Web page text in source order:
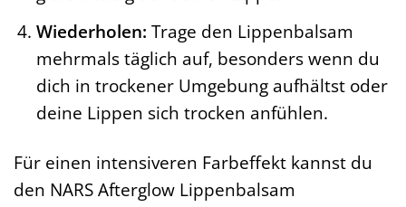
Wiederholen: Trage den Lippenbalsam
mehrmals täglich auf, besonders wenn du
dich in trockener Umgebung aufhältst oder
deine Lippen sich trocken anfühlen.
Für einen intensiveren Farbeffekt kannst du
den NARS Afterglow Lippenbalsam